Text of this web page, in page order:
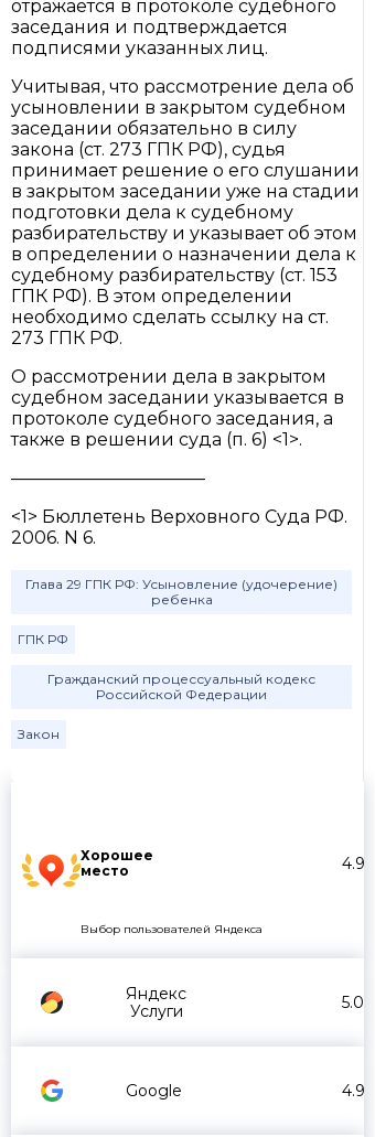
Хорошее
место
4.9
Выбор пользователей Яндекса
Яндекс
Услуги
5.0
Google 4.9
отражается в протоколе судебного
заседания и подтверждается
подписями указанных лиц.
Учитывая, что рассмотрение дела об
усыновлении в закрытом судебном
заседании обязательно в силу
закона (ст. 273 ГПК РФ), судья
принимает решение о его слушании
в закрытом заседании уже на стадии
подготовки дела к судебному
разбирательству и указывает об этом
в определении о назначении дела к
судебному разбирательству (ст. 153
ГПК РФ). В этом определении
необходимо сделать ссылку на ст.
273 ГПК РФ.
О рассмотрении дела в закрытом
судебном заседании указывается в
протоколе судебного заседания, а
также в решении суда (п. 6) <1>.
———————————
<1> Бюллетень Верховного Суда РФ.
2006. N 6.
Глава 29 ГПК РФ: Усыновление (удочерение)
ребенка
ГПК РФ
Гражданский процессуальный кодекс
Российской Федерации
Закон